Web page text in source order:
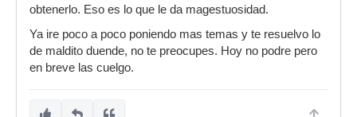
Espero que te sirva bien, si tienes alguna duda
no dudes en consultarmelas. Aqui te mando
unos ejemplos para que veas que se puede
conseguir.
obtenerlo. Eso es lo que le da magestuosidad.
Ya ire poco a poco poniendo mas temas y te resuelvo lo
de maldito duende, no te preocupes. Hoy no podre pero
en breve las cuelgo.